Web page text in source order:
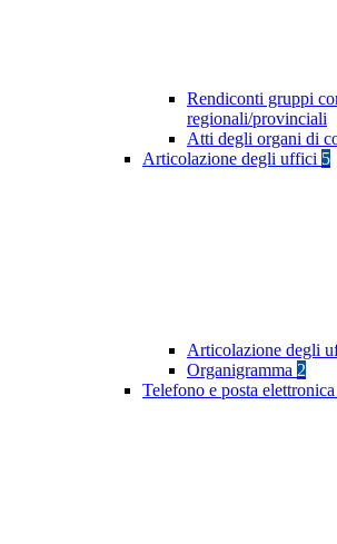
Rendiconti gruppi
regionali/provinciali
Atti degli organi di
Articolazione degli uffici 5
Articolazione degli
Organigramma 2
Telefono e posta elettronica